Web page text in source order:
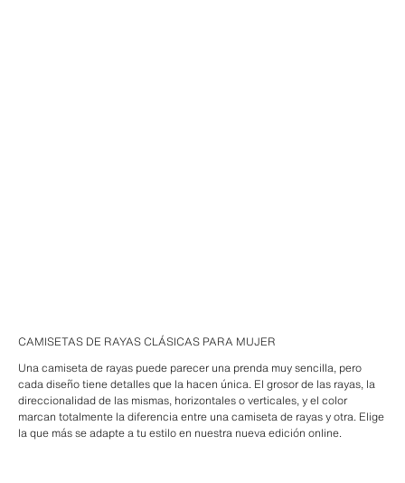
CAMISETAS DE RAYAS CLÁSICAS PARA MUJER
Una camiseta de rayas puede parecer una prenda muy sencilla, pero
cada diseño tiene detalles que la hacen única. El grosor de las rayas, la
direccionalidad de las mismas, horizontales o verticales, y el color
marcan totalmente la diferencia entre una camiseta de rayas y otra. Elige
la que más se adapte a tu estilo en nuestra nueva edición online.